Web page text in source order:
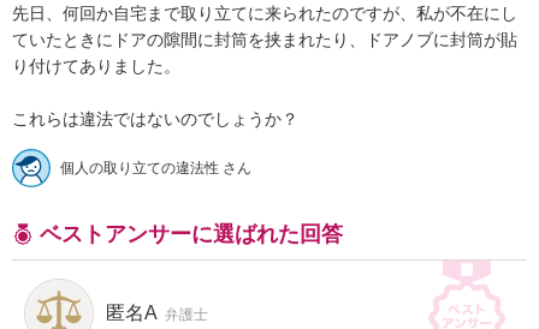
先日、何回か自宅まで取り立てに来られたのですが、私が不在にし
ていたときにドアの隙間に封筒を挟まれたり、ドアノブに封筒が貼
り付けてありました。
これらは違法ではないのでしょうか？
個人の取り立ての違法性 さん
ベストアンサーに選ばれた回答
匿名A 弁護士